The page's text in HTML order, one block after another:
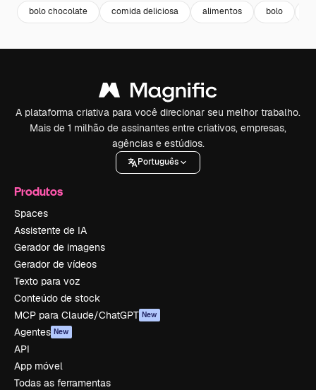
bolo chocolate comida deliciosa alimentos bolo
A plataforma criativa para você direcionar seu melhor trabalho.
Mais de 1 milhão de assinantes entre criativos, empresas,
agências e estúdios.
Português
Produtos
Spaces
Assistente de IA
Gerador de imagens
Gerador de vídeos
Texto para voz
Conteúdo de stock
MCP para Claude/ChatGPT New
Agentes New
API
App móvel
Todas as ferramentas